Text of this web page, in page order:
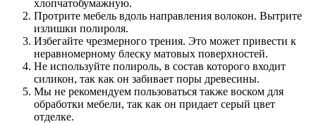
хлопчатобумажную.
Протрите мебель вдоль направления волокон. Вытрите
излишки полироля.
Избегайте чрезмерного трения. Это может привести к
неравномерному блеску матовых поверхностей.
Не используйте полироль, в состав которого входит
силикон, так как он забивает поры древесины.
Мы не рекомендуем пользоваться также воском для
обработки мебели, так как он придает серый цвет
отделке.